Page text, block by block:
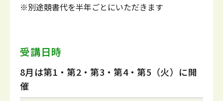
※別途競書代を半年ごとにいただきます
受講日時
8月は第1・第2・第3・第4・第5（火）に開
催